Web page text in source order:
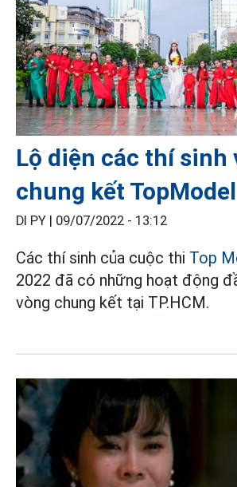
Lộ diện các thí sinh
chung kết
DI PY | 09/07/2022 - 13:12
Các thí sinh của cuộc thi Top
2022 đã có những hoạt động
vòng chung kết tại TP.HCM.